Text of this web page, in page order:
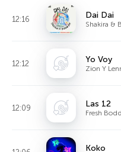
12:16 Dai Dai
Shakira &
12:12 Yo Voy
Zion Y
12:09 Las 12
Fresh
Koko